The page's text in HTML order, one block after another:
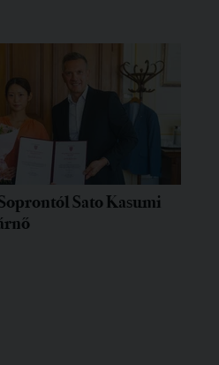
Sato Kasumi